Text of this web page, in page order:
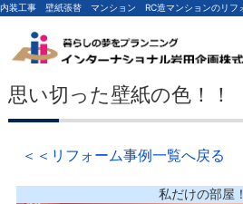
思い切った壁紙の色！！
＜＜リフォーム事例一覧へ戻る
私だけの部屋！